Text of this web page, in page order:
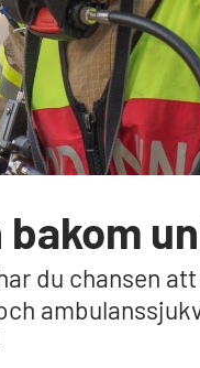
bakom
du chansen